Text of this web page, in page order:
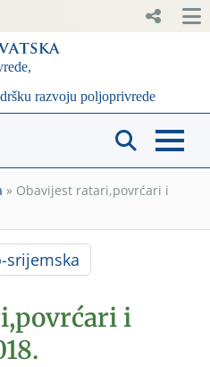
» Obavijest ratari,povrćari i
srijemska
i